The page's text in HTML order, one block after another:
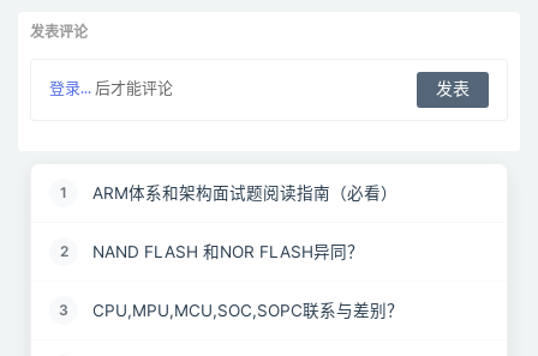
发表评论
登录... 后才能评论
1 ARM体系和架构面试题阅读指南（必看）
2 NAND FLASH 和NOR FLASH异同？
3 CPU,MPU,MCU,SOC,SOPC联系与差别？